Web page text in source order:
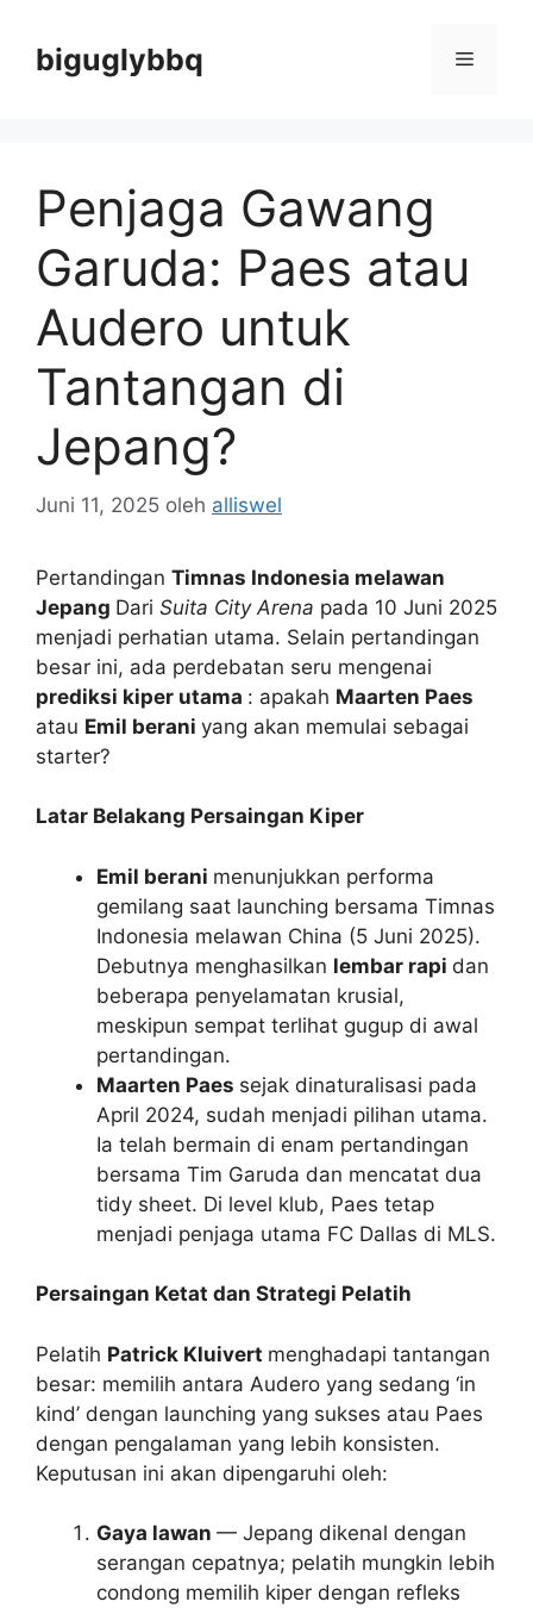
biguglybbq Menu
Penjaga Gawang
Garuda: Paes atau
Audero untuk
Tantangan di
Jepang?
Juni 11, 2025 oleh alliswel
Pertandingan Timnas Indonesia melawan
Jepang Dari Suita City Arena pada 10 Juni 2025
menjadi perhatian utama. Selain pertandingan
besar ini, ada perdebatan seru mengenai
prediksi kiper utama : apakah Maarten Paes
atau Emil berani yang akan memulai sebagai
starter?
Latar Belakang Persaingan Kiper
Emil berani menunjukkan performa
gemilang saat launching bersama Timnas
Indonesia melawan China (5 Juni 2025).
Debutnya menghasilkan lembar rapi dan
beberapa penyelamatan krusial,
meskipun sempat terlihat gugup di awal
pertandingan.
Maarten Paes sejak dinaturalisasi pada
April 2024, sudah menjadi pilihan utama.
Ia telah bermain di enam pertandingan
bersama Tim Garuda dan mencatat dua
tidy sheet. Di level klub, Paes tetap
menjadi penjaga utama FC Dallas di MLS.
Persaingan Ketat dan Strategi Pelatih
Pelatih Patrick Kluivert menghadapi tantangan
besar: memilih antara Audero yang sedang ‘in
kind’ dengan launching yang sukses atau Paes
dengan pengalaman yang lebih konsisten.
Keputusan ini akan dipengaruhi oleh:
Gaya lawan — Jepang dikenal dengan
serangan cepatnya; pelatih mungkin lebih
condong memilih kiper dengan refleks